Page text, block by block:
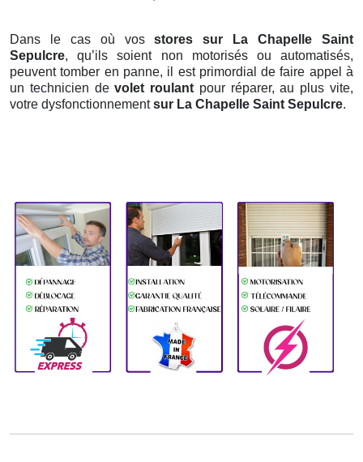
Dans le cas où vosstores sur La Chapelle Saint
Sepulcre, qu’ils soient non motorisés ou automatisés,
peuvent tomber en panne, il est primordial de faire appel à
un technicien devolet roulantpour réparer, au plus vite,
votre dysfonctionnementsur La Chapelle Saint Sepulcre.